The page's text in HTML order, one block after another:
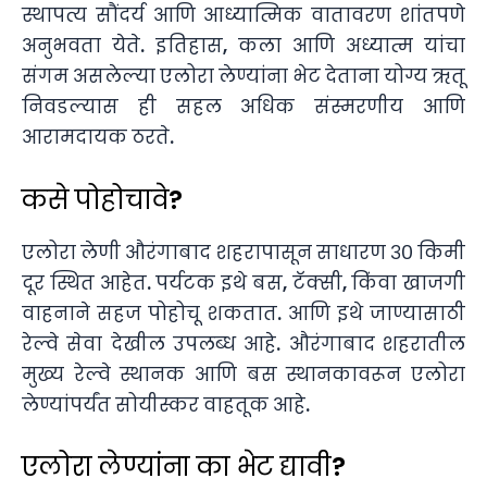
स्थापत्य सौंदर्य आणि आध्यात्मिक वातावरण शांतपणे
अनुभवता येते. इतिहास, कला आणि अध्यात्म यांचा
संगम असलेल्या एलोरा लेण्यांना भेट देताना योग्य ऋतू
निवडल्यास ही सहल अधिक संस्मरणीय आणि
आरामदायक ठरते.
कसे पोहोचावे?
एलोरा लेणी औरंगाबाद शहरापासून साधारण ३० किमी
दूर स्थित आहेत. पर्यटक इथे बस, टॅक्सी, किंवा खाजगी
वाहनाने सहज पोहोचू शकतात. आणि इथे जाण्यासाठी
रेल्वे सेवा देखील उपलब्ध आहे. औरंगाबाद शहरातील
मुख्य रेल्वे स्थानक आणि बस स्थानकावरून एलोरा
लेण्यांपर्यंत सोयीस्कर वाहतूक आहे.
एलोरा लेण्यांना का भेट द्यावी?